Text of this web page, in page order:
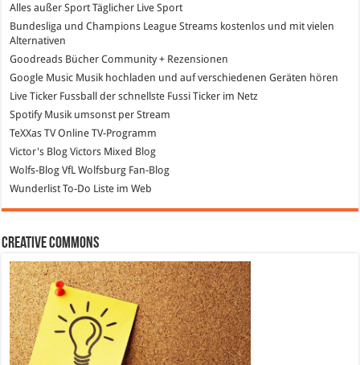
Alles außer SportTäglicher Live Sport
Bundesliga und Champions League Streams kostenlos und mit vielen
Alternativen
Goodreads Bücher Community + Rezensionen
Google Music Musik hochladen und auf verschiedenen Geräten hören
Live Ticker Fussball
der schnellste Fussi Ticker im Netz
SpotifyMusik umsonst per Stream
TeXXas TVOnline TV-Programm
Victor's Blog Victors Mixed Blog
Wolfs-Blog VfL Wolfsburg Fan-Blog
WunderlistTo-Do Liste im Web
Creative Commons